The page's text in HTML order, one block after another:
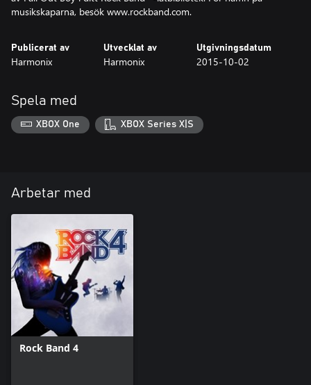
musikskaparna, besök www.rockband.com.
Publicerat av
Harmonix
Utvecklat av
Harmonix
Utgivningsdatum
2015-10-02
Spela med
XBOX One XBOX Series X|S
Arbetar med
Rock Band 4